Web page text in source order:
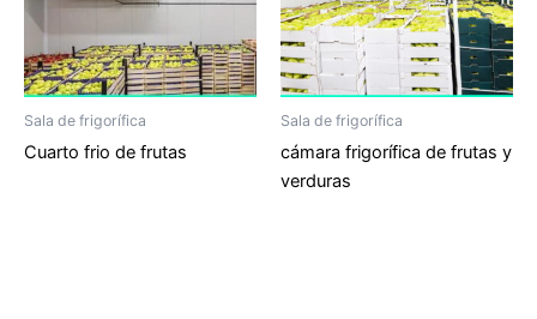
Sala de frigorífica
Cuarto frio de frutas
Sala de frigorífica
cámara frigorífica de frutas y
verduras